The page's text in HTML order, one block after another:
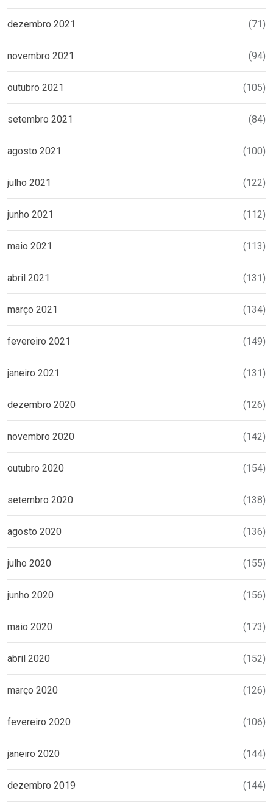
dezembro 2021 (71)
novembro 2021 (94)
outubro 2021 (105)
setembro 2021 (84)
agosto 2021 (100)
julho 2021 (122)
junho 2021 (112)
maio 2021 (113)
abril 2021 (131)
março 2021 (134)
fevereiro 2021 (149)
janeiro 2021 (131)
dezembro 2020 (126)
novembro 2020 (142)
outubro 2020 (154)
setembro 2020 (138)
agosto 2020 (136)
julho 2020 (155)
junho 2020 (156)
maio 2020 (173)
abril 2020 (152)
março 2020 (126)
fevereiro 2020 (106)
janeiro 2020 (144)
dezembro 2019 (144)